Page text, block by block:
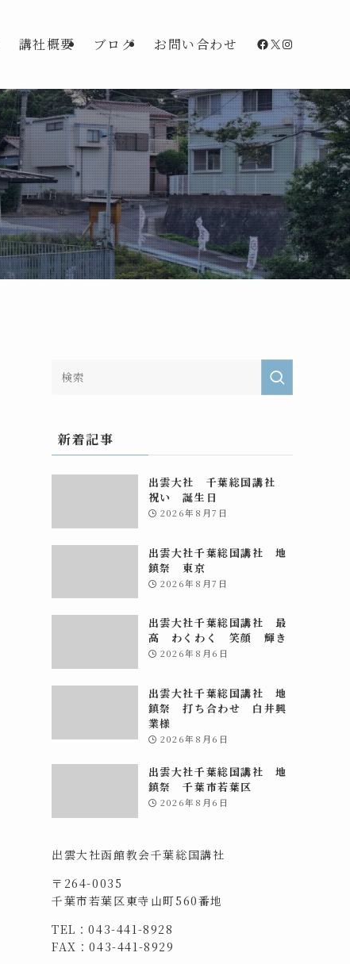
講社概要 ブログ お問い合わせ Facebook
X
新着記事
出雲大社 千葉総国講社
祝い 誕生日
2026年8月7日
出雲大社千葉総国講社 地
鎮祭 東京
2026年8月7日
出雲大社千葉総国講社 最
高 わくわく 笑顔 輝き
2026年8月6日
出雲大社千葉総国講社 地
鎮祭 打ち合わせ 白井興
業様
2026年8月6日
出雲大社千葉総国講社 地
鎮祭 千葉市若葉区
2026年8月6日
出雲大社函館教会千葉総国講社
〒264-0035
千葉市若葉区東寺山町560番地
TEL：043-441-8928
FAX：043-441-8929